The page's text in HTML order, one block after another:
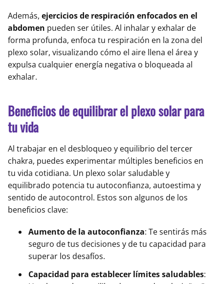
Además, ejercicios de respiración enfocados en el
abdomen pueden ser útiles. Al inhalar y exhalar de
forma profunda, enfoca tu respiración en la zona del
plexo solar, visualizando cómo el aire llena el área y
expulsa cualquier energía negativa o bloqueada al
exhalar.
Beneficios de equilibrar el plexo solar para
tu vida
Al trabajar en el desbloqueo y equilibrio del tercer
chakra, puedes experimentar múltiples beneficios en
tu vida cotidiana. Un plexo solar saludable y
equilibrado potencia tu autoconfianza, autoestima y
sentido de autocontrol. Estos son algunos de los
beneficios clave:
Aumento de la autoconfianza: Te sentirás más
seguro de tus decisiones y de tu capacidad para
superar los desafíos.
Capacidad para establecer límites saludables: